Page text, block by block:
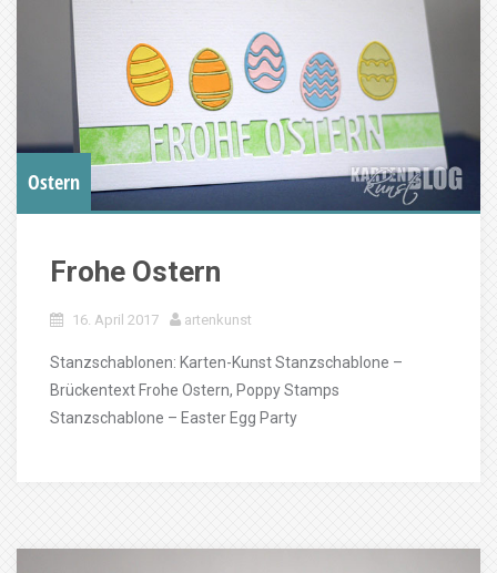
Ostern
Frohe Ostern
16. April 2017 artenkunst
Stanzschablonen: Karten-Kunst Stanzschablone –
Brückentext Frohe Ostern, Poppy Stamps
Stanzschablone – Easter Egg Party